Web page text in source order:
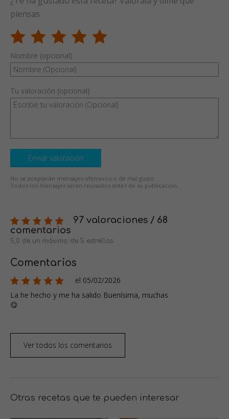
piensas
Nombre (opcional)
Tu valoración (opcional)
Enviar valoración
No se aceptarán mensajes ofensivos o de mal gusto.
Todos los mensajes serán revisados antes de su publicación.
97 valoraciones / 68
comentarios
5,0 de un máximo de 5 estrellas
Comentarios
el 05/02/2026
La he hecho y me ha salido Buenísima, muchas
😋
Ver todos los comentarios
Otras recetas que te pueden interesar